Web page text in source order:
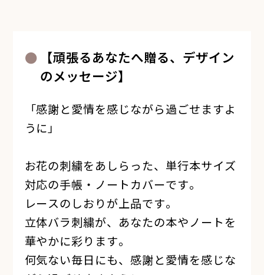
【頑張るあなたへ贈る、デザイン
のメッセージ】
「感謝と愛情を感じながら過ごせますよ
うに」
お花の刺繍をあしらった、単行本サイズ
対応の手帳・ノートカバーです。
レースのしおりが上品です。
立体バラ刺繍が、あなたの本やノートを
華やかに彩ります。
何気ない毎日にも、感謝と愛情を感じな